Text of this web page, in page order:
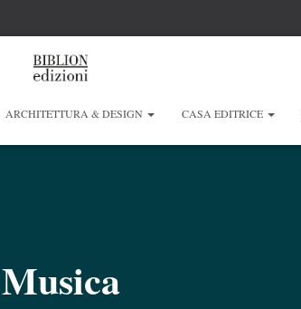
ARCHITETTURA & DESIGN CASA EDITRICE
Musica